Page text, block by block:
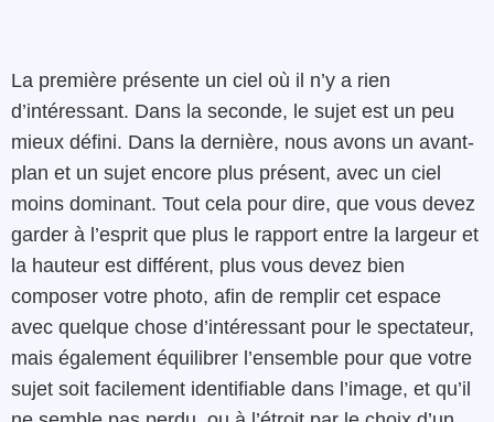
La première présente un ciel où il n’y a rien
d’intéressant. Dans la seconde, le sujet est un peu
mieux défini. Dans la dernière, nous avons un avant-
plan et un sujet encore plus présent, avec un ciel
moins dominant. Tout cela pour dire, que vous devez
garder à l’esprit que plus le rapport entre la largeur et
la hauteur est différent, plus vous devez bien
composer votre photo, afin de remplir cet espace
avec quelque chose d’intéressant pour le spectateur,
mais également équilibrer l’ensemble pour que votre
sujet soit facilement identifiable dans l’image, et qu’il